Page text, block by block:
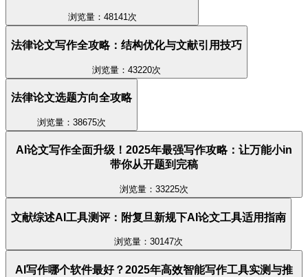
浏览量：48141次
法律论文写作全攻略：结构优化与文献引用技巧
浏览量：43220次
法律论文选题方向全攻略
浏览量：38675次
AI论文写作全面升级！2025年最强写作攻略：让万能小in
带你从开题到完稿
浏览量：33225次
文献综述AI工具测评：附复旦新规下AI论文工具适用指南
浏览量：30147次
AI写作哪个软件最好？2025年高效智能写作工具实测与推